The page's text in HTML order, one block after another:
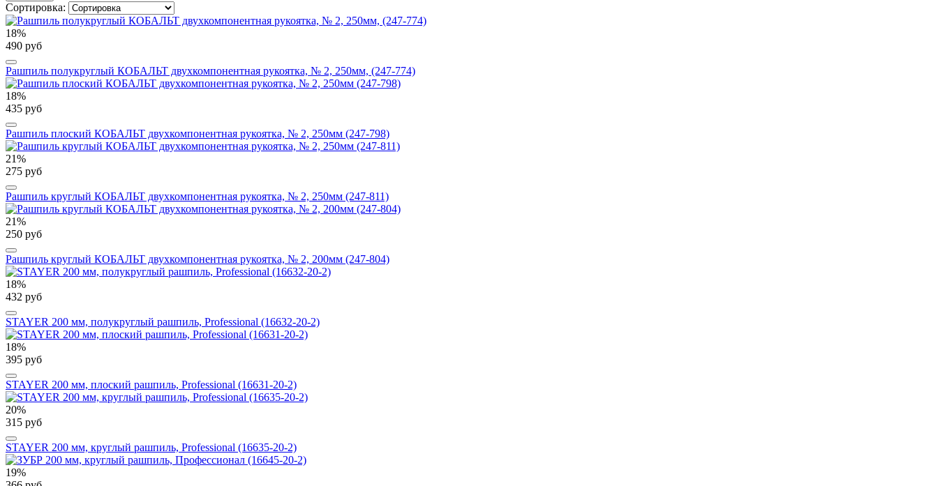
Сортировка:
18%
490 руб
Рашпиль полукруглый КОБАЛЬТ двухкомпонентная рукоятка, № 2, 250мм, (247-774)
18%
435 руб
Рашпиль плоский КОБАЛЬТ двухкомпонентная рукоятка, № 2, 250мм (247-798)
21%
275 руб
Рашпиль круглый КОБАЛЬТ двухкомпонентная рукоятка, № 2, 250мм (247-811)
21%
250 руб
Рашпиль круглый КОБАЛЬТ двухкомпонентная рукоятка, № 2, 200мм (247-804)
18%
432 руб
STAYER 200 мм, полукруглый рашпиль, Professional (16632-20-2)
18%
395 руб
STAYER 200 мм, плоский рашпиль, Professional (16631-20-2)
20%
315 руб
STAYER 200 мм, круглый рашпиль, Professional (16635-20-2)
19%